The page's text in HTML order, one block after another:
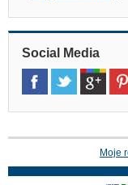
»Waikiki
Honolulu, 96815, Hi,
»Waipahu 94 1299
94 1299 Ka Uka
»Kaneohe(15,3 km)
Hawaii Disney
Social Media
Moje